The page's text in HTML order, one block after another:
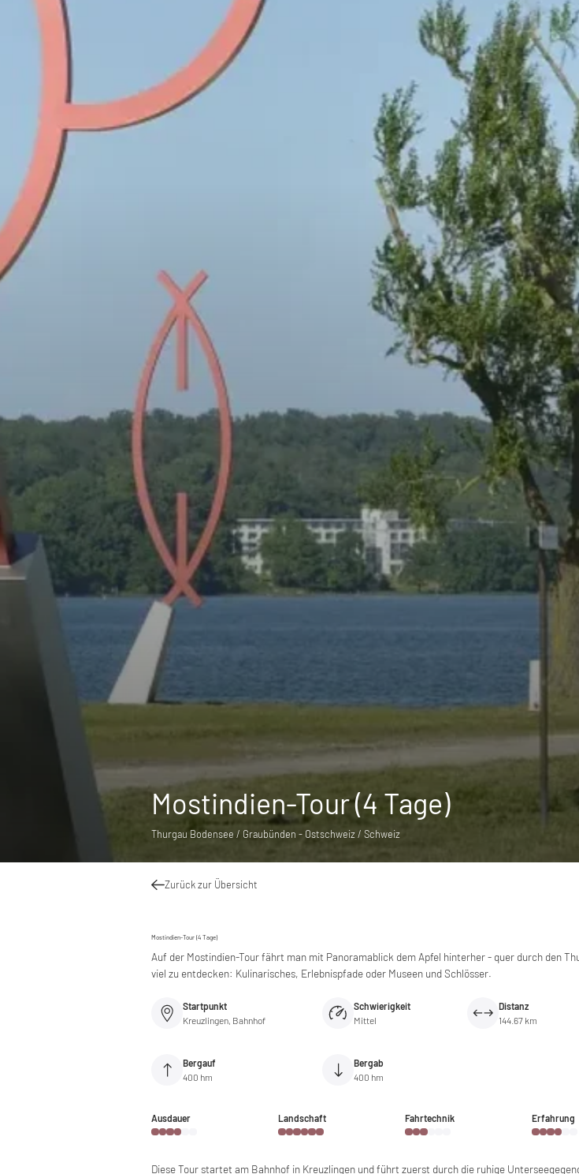
Mostindien-Tour (4 Tage)
Thurgau Bodensee / Graubünden - Ostschweiz / Schweiz
Zurück zur Übersicht
Mostindien-Tour (4 Tage)
Auf der Mostindien-Tour fährt man mit Panoramablick dem Apfel hinterher - quer durch den
viel zu entdecken: Kulinarisches, Erlebnispfade oder Museen und Schlösser.
Startpunkt
Kreuzlingen, Bahnhof
Schwierigkeit
Mittel
Distanz
144.67 km
Bergauf
400 hm
Bergab
400 hm
Ausdauer Landschaft Fahrtechnik Erfahrung
Diese Tour startet am Bahnhof in Kreuzlingen und führt zuerst durch die ruhige